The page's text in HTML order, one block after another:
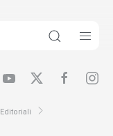
Editoriali